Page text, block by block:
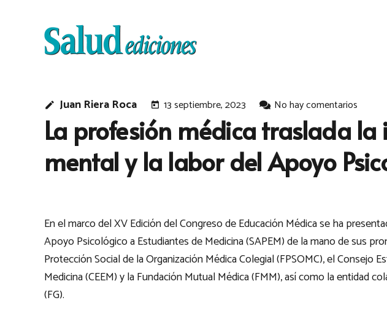
edit Juan Riera Roca today 13 septiembre, 2023 No hay comentarios
La profesión médica traslada
mental y la labor del Apoyo
En el marco del XV Edición del Congreso de Educación Médica se ha
Apoyo Psicológico a Estudiantes de Medicina (SAPEM) de la mano de sus
Protección Social de la Organización Médica Colegial (FPSOMC), el Consejo
Medicina (CEEM) y la Fundación Mutual Médica (FMM), así como la entidad
(FG).